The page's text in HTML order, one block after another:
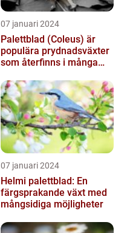
07 januari 2024
Palettblad (Coleus) är
populära prydnadsväxter
som återfinns i många
trädgårdar...
07 januari 2024
Helmi palettblad: En
färgsprakande växt med
mångsidiga möjligheter